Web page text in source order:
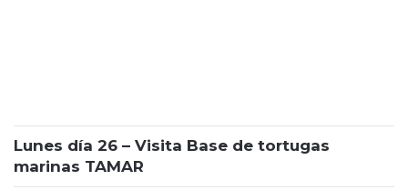
Lunes día 26 – Visita Base de tortugas
marinas TAMAR